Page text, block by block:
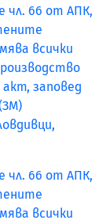
чл. 66 от АПК,
всички
заповед
чл. 66 от АПК,
всички